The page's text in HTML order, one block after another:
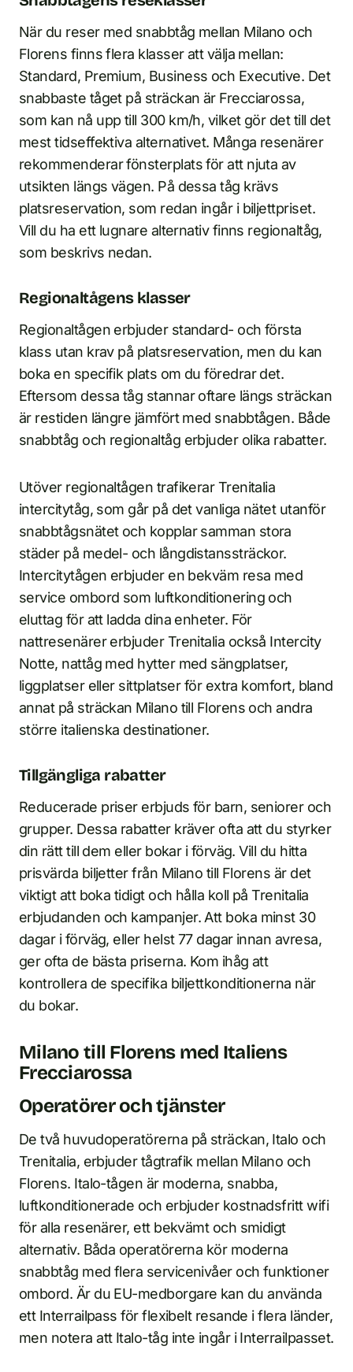
När du reser med snabbtåg mellan Milano och
Florens finns flera klasser att välja mellan:
Standard, Premium, Business och Executive. Det
snabbaste tåget på sträckan är Frecciarossa,
som kan nå upp till 300 km/h, vilket gör det till det
mest tidseffektiva alternativet. Många resenärer
rekommenderar fönsterplats för att njuta av
utsikten längs vägen. På dessa tåg krävs
platsreservation, som redan ingår i biljettpriset.
Vill du ha ett lugnare alternativ finns regionaltåg,
som beskrivs nedan.
Regionaltågens klasser
Regionaltågen erbjuder standard- och första
klass utan krav på platsreservation, men du kan
boka en specifik plats om du föredrar det.
Eftersom dessa tåg stannar oftare längs sträckan
är restiden längre jämfört med snabbtågen. Både
snabbtåg och regionaltåg erbjuder olika rabatter.
Utöver regionaltågen trafikerar Trenitalia
intercitytåg, som går på det vanliga nätet utanför
snabbtågsnätet och kopplar samman stora
städer på medel- och långdistanssträckor.
Intercitytågen erbjuder en bekväm resa med
service ombord som luftkonditionering och
eluttag för att ladda dina enheter. För
nattresenärer erbjuder Trenitalia också Intercity
Notte, nattåg med hytter med sängplatser,
liggplatser eller sittplatser för extra komfort, bland
annat på sträckan Milano till Florens och andra
större italienska destinationer.
Tillgängliga rabatter
Reducerade priser erbjuds för barn, seniorer och
grupper. Dessa rabatter kräver ofta att du styrker
din rätt till dem eller bokar i förväg. Vill du hitta
prisvärda biljetter från Milano till Florens är det
viktigt att boka tidigt och hålla koll på Trenitalia
erbjudanden och kampanjer. Att boka minst 30
dagar i förväg, eller helst 77 dagar innan avresa,
ger ofta de bästa priserna. Kom ihåg att
kontrollera de specifika biljettkonditionerna när
du bokar.
Milano till Florens med Italiens
Frecciarossa
Operatörer och tjänster
De två huvudoperatörerna på sträckan, Italo och
Trenitalia, erbjuder tågtrafik mellan Milano och
Florens. Italo-tågen är moderna, snabba,
luftkonditionerade och erbjuder kostnadsfritt wifi
för alla resenärer, ett bekvämt och smidigt
alternativ. Båda operatörerna kör moderna
snabbtåg med flera servicenivåer och funktioner
ombord. Är du EU-medborgare kan du använda
ett Interrailpass för flexibelt resande i flera länder,
men notera att Italo-tåg inte ingår i Interrailpasset.